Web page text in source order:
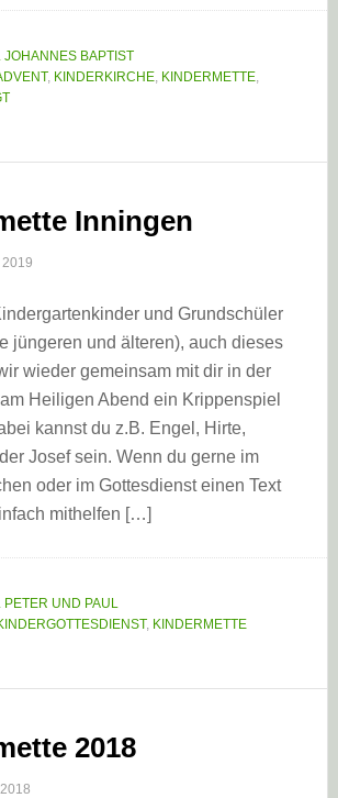
JOHANNES BAPTIST
, KINDERKIRCHE, KINDERMETTE,
Inningen
2019
und Grundschüler
jüngeren und älteren), auch dieses
wieder gemeinsam mit dir in der
Heiligen Abend ein Krippenspiel
kannst du z.B. Engel, Hirte,
Josef sein. Wenn du gerne im
oder im Gottesdienst einen Text
mithelfen […]
PETER UND PAUL
, KINDERMETTE
2018